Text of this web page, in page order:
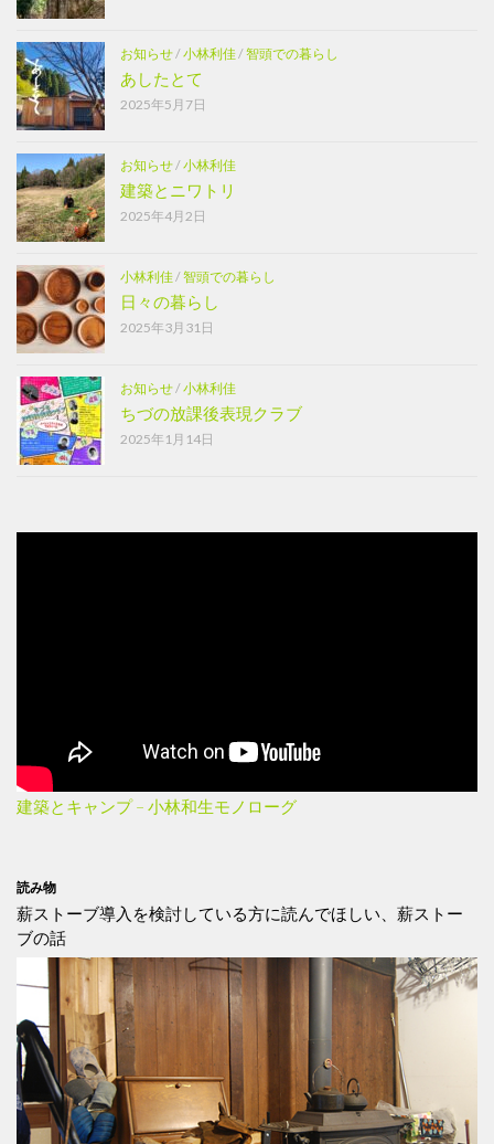
お知らせ/小林利佳/智頭での暮らし
あしたとて
2025年5月7日
お知らせ/小林利佳
建築とニワトリ
2025年4月2日
小林利佳/智頭での暮らし
日々の暮らし
2025年3月31日
お知らせ/小林利佳
ちづの放課後表現クラブ
2025年1月14日
建築とキャンプ – 小林和生モノローグ
読み物
薪ストーブ導入を検討している方に読んでほしい、薪ストー
ブの話